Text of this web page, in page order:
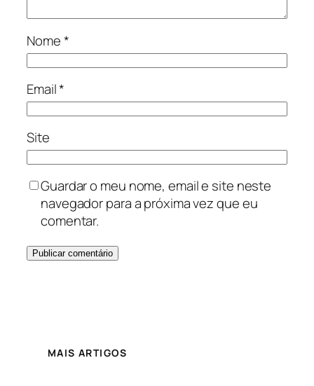
Nome*
Email*
Site
Guardar o meu nome, email e site neste
navegador para a próxima vez que eu
comentar.
MAIS ARTIGOS